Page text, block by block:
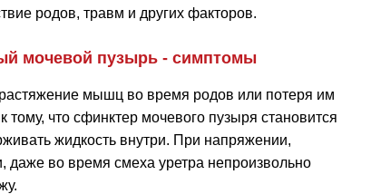
родов, травм и других факторов.
мочевой пузырь - симптомы
мышц во время родов или потеря им
тому, что сфинктер мочевого пузыря становится
жидкость внутри. При напряжении,
даже во время смеха уретра непроизвольно